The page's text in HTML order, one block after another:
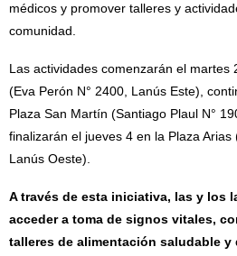
médicos y promover talleres y
comunidad.
Las actividades comenzarán el martes
(Eva Perón N° 2400, Lanús Este),
Plaza San Martín (Santiago Plaul N°
finalizarán el jueves 4 en la Plaza Arias
Lanús Oeste).
A través de esta iniciativa, las y los
acceder a toma de signos vitales,
talleres de alimentación saludable